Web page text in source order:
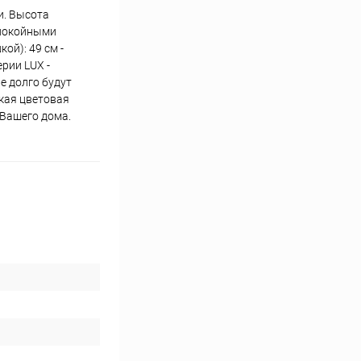
Высота
49 см -
LUX -
долго будут
цветовая
дома.